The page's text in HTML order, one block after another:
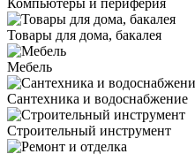
Компьютеры и периферия
Товары для дома, бакалея
Мебель
Сантехника и водоснабжение
Строительный инструмент